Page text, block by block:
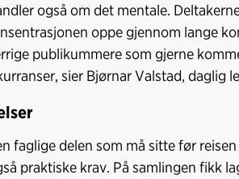
også om det mentale.
oppe gjennom lange
publikummere som gjerne
sier Bjørnar Valstad, daglig
faglige delen som må sitte før
praktiske krav. På samlingen fikk